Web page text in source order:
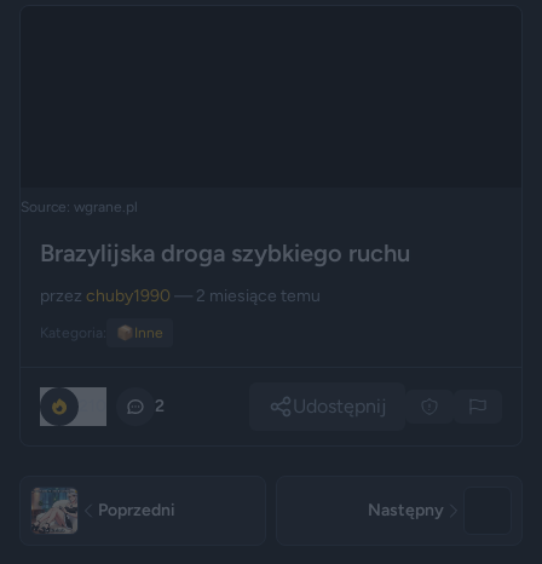
Source: wgrane.pl
Brazylijska droga szybkiego ruchu
przez chuby1990 — 2 miesiące temu
Kategoria: 📦 Inne
2 Udostępnij
Poprzedni Następny